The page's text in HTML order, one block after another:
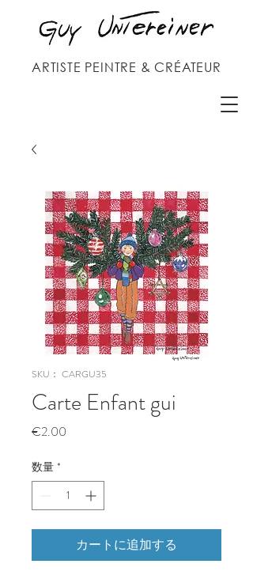
ARTISTE PEINTRE & CRÉATEUR
SKU： CARGU35
Carte Enfant gui
€2.00
数量 *
カートに追加する